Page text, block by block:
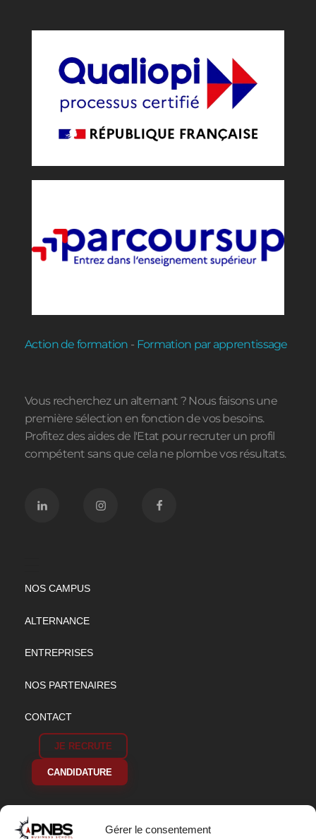
Gérer le consentement
Action de formation - Formation par apprentissage
Vous recherchez un alternant ? Nous faisons une
première sélection en fonction de vos besoins.
Profitez des aides de l'Etat pour recruter un profil
compétent sans que cela ne plombe vos résultats.
NOS CAMPUS
ALTERNANCE
ENTREPRISES
NOS PARTENAIRES
CONTACT
JE RECRUTE
CANDIDATURE
S'ABONNER